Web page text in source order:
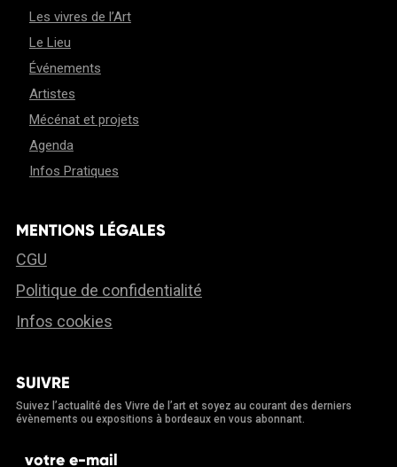
Les vivres de l’Art
Le Lieu
Événements
Artistes
Mécénat et projets
Agenda
Infos Pratiques
MENTIONS LÉGALES
CGU
Politique de confidentialité
Infos cookies
SUIVRE
Suivez l’actualité des Vivre de l’art et soyez au courant des derniers
évènements ou expositions à bordeaux en vous abonnant.